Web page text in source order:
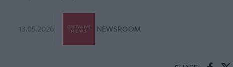
13.05.2026 NEWSROOM